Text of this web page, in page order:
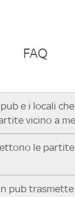
FAQ
e i locali che
vicino a
ristorante o locale
A ENILIVE, la
la UEFA
la Formula
le
pub o ristoranti
pub